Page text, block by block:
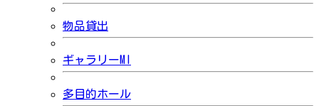
物品貸出
ギャラリーMI
多目的ホール